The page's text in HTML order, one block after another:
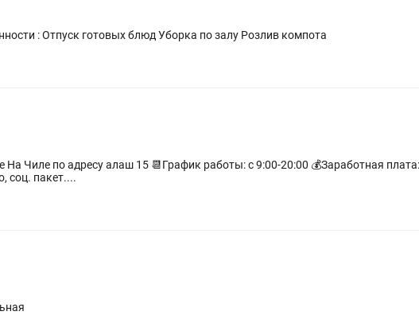
В столовую требуется раздатчица Обязанности : Отпуск готовых блюд Уборка по залу Розлив компота
соц. пакет....